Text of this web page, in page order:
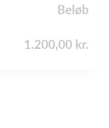
Beløb
1.200,00 kr.